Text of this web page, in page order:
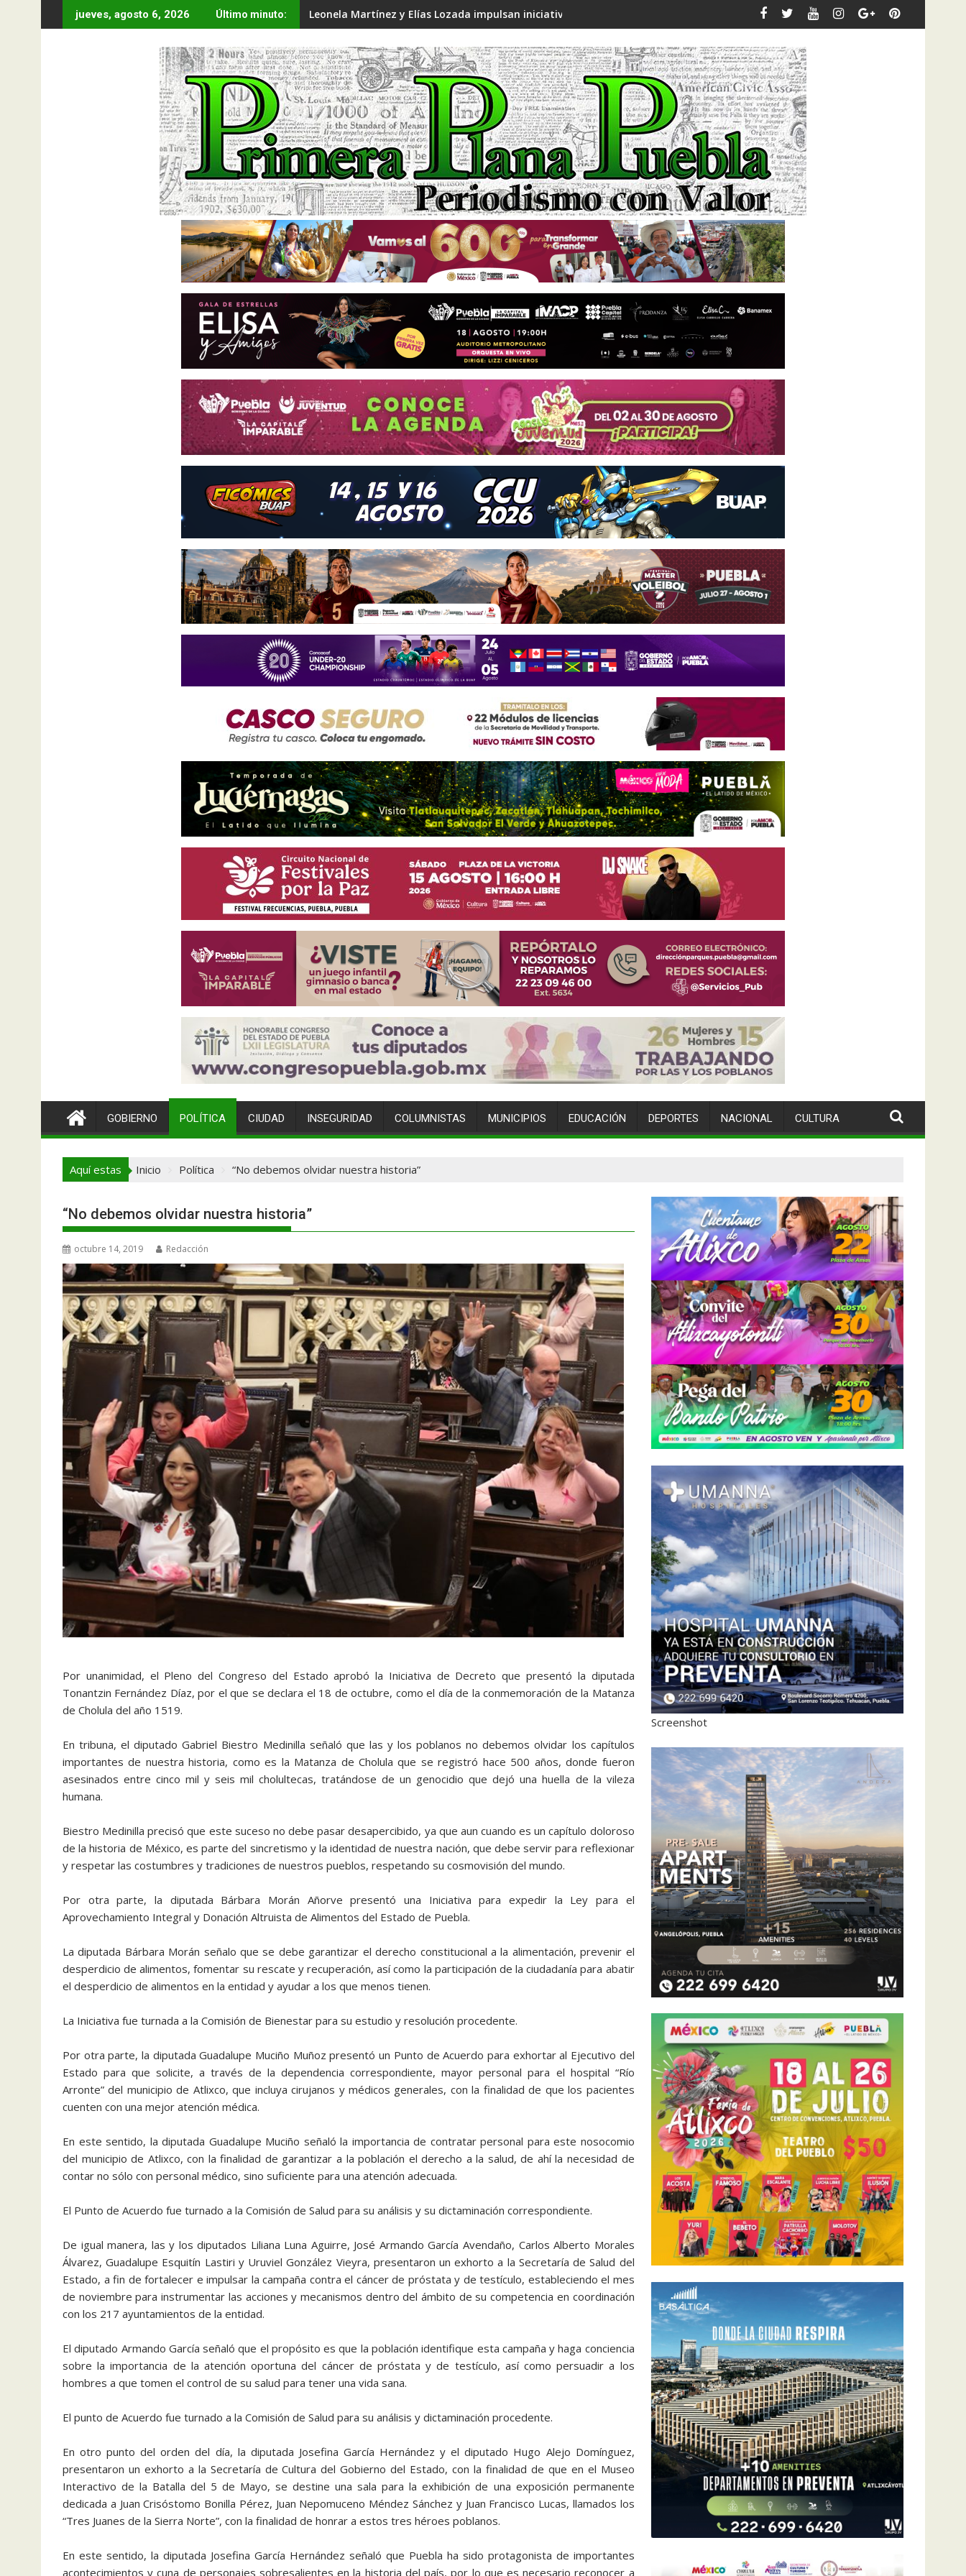
al
jueves, agosto 6, 2026 Último minuto: Leonela Martínez y Elías Lozada impulsan iniciativa para la disminución progresiva de animales abandonados
GOBIERNO POLÍTICA CIUDAD INSEGURIDAD COLUMNISTAS MUNICIPIOS EDUCACIÓN DEPORTES NACIONAL CULTURA
Aquí estas Inicio Política “No debemos olvidar nuestra historia”
“No debemos olvidar nuestra historia”
octubre 14, 2019 Redacción
Por unanimidad, el Pleno del Congreso del Estado aprobó la Iniciativa de Decreto que presentó la diputada
Tonantzin Fernández Díaz, por el que se declara el 18 de octubre, como el día de la conmemoración de la Matanza
de Cholula del año 1519.
En tribuna, el diputado Gabriel Biestro Medinilla señaló que las y los poblanos no debemos olvidar los capítulos
importantes de nuestra historia, como es la Matanza de Cholula que se registró hace 500 años, donde fueron
asesinados entre cinco mil y seis mil cholultecas, tratándose de un genocidio que dejó una huella de la vileza
humana.
Biestro Medinilla precisó que este suceso no debe pasar desapercibido, ya que aun cuando es un capítulo doloroso
de la historia de México, es parte del sincretismo y la identidad de nuestra nación, que debe servir para reflexionar
y respetar las costumbres y tradiciones de nuestros pueblos, respetando su cosmovisión del mundo.
Por otra parte, la diputada Bárbara Morán Añorve presentó una Iniciativa para expedir la Ley para el
Aprovechamiento Integral y Donación Altruista de Alimentos del Estado de Puebla.
La diputada Bárbara Morán señalo que se debe garantizar el derecho constitucional a la alimentación, prevenir el
desperdicio de alimentos, fomentar su rescate y recuperación, así como la participación de la ciudadanía para abatir
el desperdicio de alimentos en la entidad y ayudar a los que menos tienen.
La Iniciativa fue turnada a la Comisión de Bienestar para su estudio y resolución procedente.
Por otra parte, la diputada Guadalupe Muciño Muñoz presentó un Punto de Acuerdo para exhortar al Ejecutivo del
Estado para que solicite, a través de la dependencia correspondiente, mayor personal para el hospital “Río
Arronte” del municipio de Atlixco, que incluya cirujanos y médicos generales, con la finalidad de que los pacientes
cuenten con una mejor atención médica.
En este sentido, la diputada Guadalupe Muciño señaló la importancia de contratar personal para este nosocomio
del municipio de Atlixco, con la finalidad de garantizar a la población el derecho a la salud, de ahí la necesidad de
contar no sólo con personal médico, sino suficiente para una atención adecuada.
El Punto de Acuerdo fue turnado a la Comisión de Salud para su análisis y su dictaminación correspondiente.
De igual manera, las y los diputados Liliana Luna Aguirre, José Armando García Avendaño, Carlos Alberto Morales
Álvarez, Guadalupe Esquitín Lastiri y Uruviel González Vieyra, presentaron un exhorto a la Secretaría de Salud del
Estado, a fin de fortalecer e impulsar la campaña contra el cáncer de próstata y de testículo, estableciendo el mes
de noviembre para instrumentar las acciones y mecanismos dentro del ámbito de su competencia en coordinación
con los 217 ayuntamientos de la entidad.
El diputado Armando García señaló que el propósito es que la población identifique esta campaña y haga conciencia
sobre la importancia de la atención oportuna del cáncer de próstata y de testículo, así como persuadir a los
hombres a que tomen el control de su salud para tener una vida sana.
El punto de Acuerdo fue turnado a la Comisión de Salud para su análisis y dictaminación procedente.
En otro punto del orden del día, la diputada Josefina García Hernández y el diputado Hugo Alejo Domínguez,
presentaron un exhorto a la Secretaría de Cultura del Gobierno del Estado, con la finalidad de que en el Museo
Interactivo de la Batalla del 5 de Mayo, se destine una sala para la exhibición de una exposición permanente
dedicada a Juan Crisóstomo Bonilla Pérez, Juan Nepomuceno Méndez Sánchez y Juan Francisco Lucas, llamados los
“Tres Juanes de la Sierra Norte”, con la finalidad de honrar a estos tres héroes poblanos.
En este sentido, la diputada Josefina García Hernández señaló que Puebla ha sido protagonista de importantes
acontecimientos y cuna de personajes sobresalientes en la historia del país, por lo que es necesario reconocer a
Screenshot